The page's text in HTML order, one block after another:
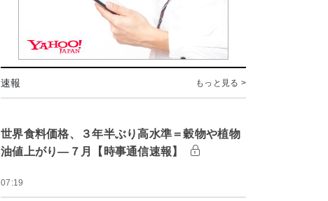
速報 もっと見る >
世界食料価格、３年半ぶり高水準＝穀物や植物
油値上がり―７月【時事通信速報】
07:19